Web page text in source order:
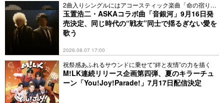
2曲入りシングルにはアコースティック楽曲「命の宿り」
も収録
玉置浩二・ASKAコラボ曲「音銀河」9月16日発
売決定、同じ時代の“戦友”同士で揺るぎない愛を
歌う
2026.08.07 17:00
祝祭感あふれるサウンドに乗せて“絆と友情”の力を描く
M!LK連続リリース企画第四弾、夏のキラーチュ
ーン「You!Joy!Parade!」7月17日配信決定